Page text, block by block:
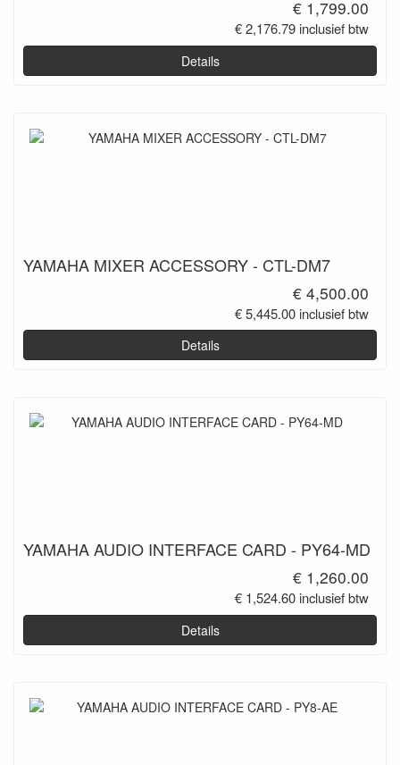
€ 1,799.00
€ 2,176.79 inclusief btw
Details
YAMAHA MIXER ACCESSORY - CTL-DM7
€ 4,500.00
€ 5,445.00 inclusief btw
Details
YAMAHA AUDIO INTERFACE CARD - PY64-MD
€ 1,260.00
€ 1,524.60 inclusief btw
Details